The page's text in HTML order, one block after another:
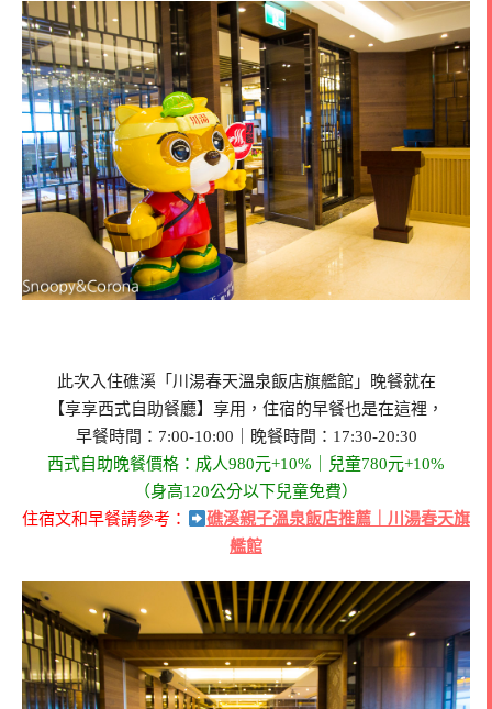
此次入住礁溪「川湯春天溫泉飯店旗艦館」晚餐就在
【享享西式自助餐廳】享用，住宿的早餐也是在這裡，
早餐時間：7:00-10:00｜晚餐時間：17:30-20:30
西式自助晚餐價格：成人980元+10%｜兒童780元+10%
（身高120公分以下兒童免費）
住宿文和早餐請參考：
礁溪親子溫泉飯店推薦｜川湯春天旗
艦館